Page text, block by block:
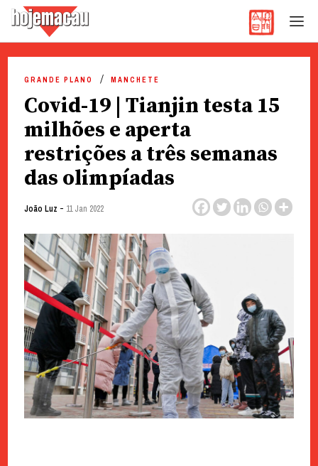
content
GRANDE PLANO MANCHETE
Covid-19 | Tianjin testa 15
milhões e aperta
restrições a três semanas
das olimpíadas
João Luz - 11 Jan 2022